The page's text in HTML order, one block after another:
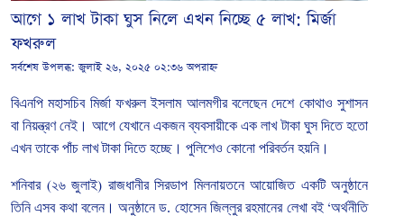
আগে ১ লাখ টাকা ঘুস নিলে এখন নিচ্ছে ৫ লাখ: মির্জা
ফখরুল
সর্বশেষ উপলব্ধ:জুলাই ২৬, ২০২৫ ০২:৩৬ অপরাহ্ন
বিএনপি মহাসচিব মির্জা ফখরুল ইসলাম আলমগীর বলেছেন দেশে কোথাও সুশাসন
বা নিয়ন্ত্রণ নেই। আগে যেখানে একজন ব্যবসায়ীকে এক লাখ টাকা ঘুস দিতে হতো
এখন তাকে পাঁচ লাখ টাকা দিতে হচ্ছে। পুলিশেও কোনো পরিবর্তন হয়নি।
শনিবার(২৬ জুলাই) রাজধানীর সিরডাপ মিলনায়তনে আয়োজিত একটি অনুষ্ঠানে
তিনি এসব কথা বলেন। অনুষ্ঠানে ড. হোসেন জিল্লুর রহমানের লেখা বই‘অর্থনীতি